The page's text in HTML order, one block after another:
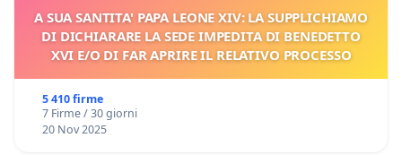
A SUA SANTITA' PAPA LEONE XIV: LA SUPPLICHIAMO
DI DICHIARARE LA SEDE IMPEDITA DI BENEDETTO
XVI E/O DI FAR APRIRE IL RELATIVO PROCESSO
5 410 firme
7 Firme / 30 giorni
20 Nov 2025